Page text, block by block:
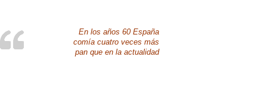
En los años 60 España
comía cuatro veces más
pan que en la actualidad